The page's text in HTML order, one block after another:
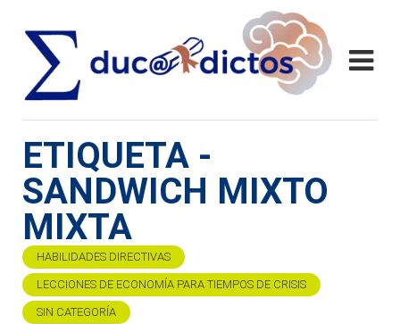
ETIQUETA -
SANDWICH MIXTO
MIXTA
HABILIDADES DIRECTIVAS
LECCIONES DE ECONOMÍA PARA TIEMPOS DE CRISIS
SIN CATEGORÍA